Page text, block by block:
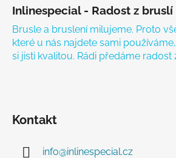
Inlinespecial - Radost z bruslí
Brusle a bruslení milujeme. Proto
které u nás najdete sami
si jisti kvalitou. Rádi předáme radost
Kontakt
info@inlinespecial.cz